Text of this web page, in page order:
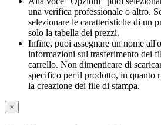
una verifica professionale o altro.
selezionare le caratteristiche di un
solo la tabella dei prezzi.
Infine, puoi assegnare un nome
informazioni sul trasferimento dei
carrello. Non dimenticare di
specifico per il prodotto, in quanto
la creazione dei file di stampa.
×